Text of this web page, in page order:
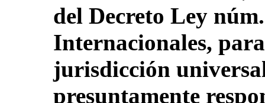
del Decreto Ley
Internacionales,
jurisdicción
presuntamente